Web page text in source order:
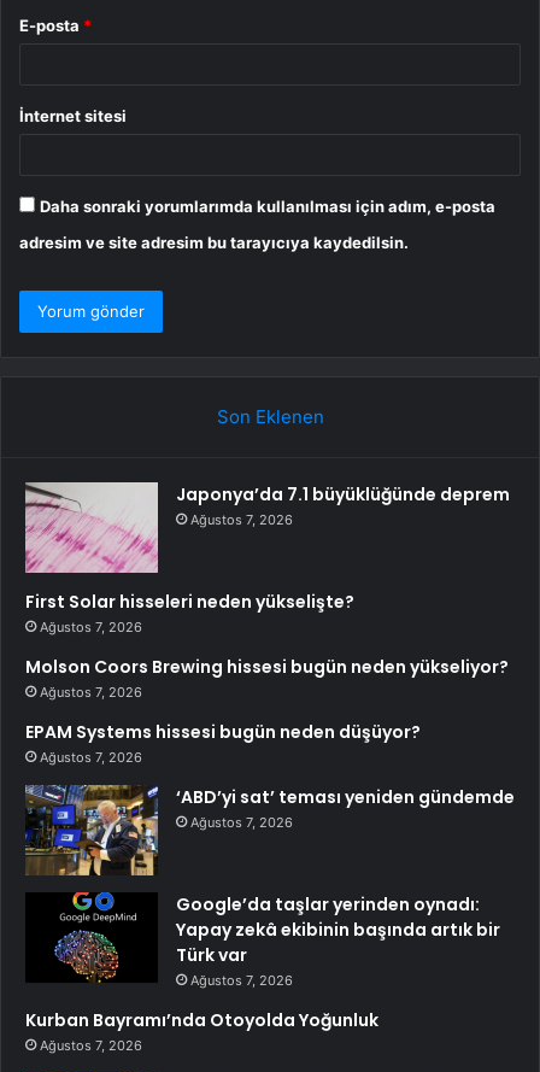
E-posta *
İnternet sitesi
Daha sonraki yorumlarımda kullanılması için adım, e-posta
adresim ve site adresim bu tarayıcıya kaydedilsin.
Son Eklenen
Japonya’da 7.1 büyüklüğünde deprem
Ağustos 7, 2026
First Solar hisseleri neden yükselişte?
Ağustos 7, 2026
Molson Coors Brewing hissesi bugün neden yükseliyor?
Ağustos 7, 2026
EPAM Systems hissesi bugün neden düşüyor?
Ağustos 7, 2026
‘ABD’yi sat’ teması yeniden gündemde
Ağustos 7, 2026
Google’da taşlar yerinden oynadı:
Yapay zekâ ekibinin başında artık bir
Türk var
Ağustos 7, 2026
Kurban Bayramı’nda Otoyolda Yoğunluk
Ağustos 7, 2026